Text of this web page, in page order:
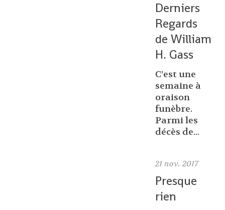
Derniers
Regards
de William
H. Gass
C’est une
semaine à
oraison
funèbre.
Parmi les
décès de...
21 nov. 2017
Presque
rien